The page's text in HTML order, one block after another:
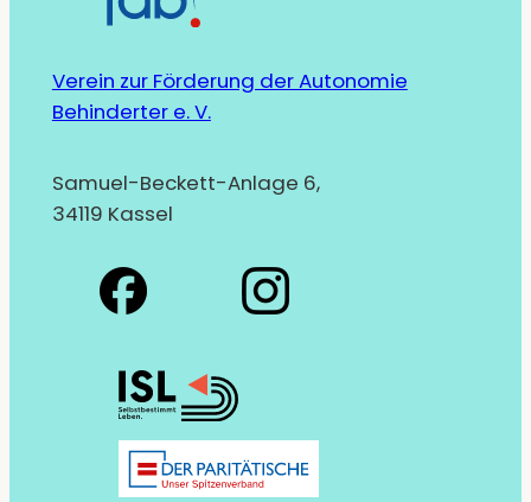
Verein zur Förderung der Autonomie
Behinderter e. V.
Samuel-Beckett-Anlage 6,
34119 Kassel